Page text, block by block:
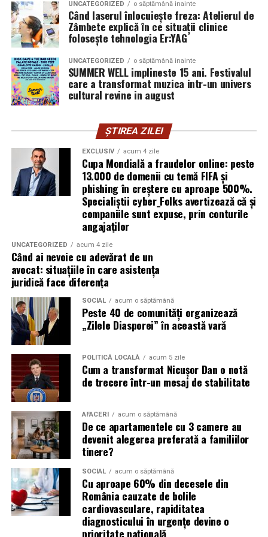
furnizor de hosting nu poate opri un utilizator să își
introducă parola pe o pagină clonată. În acel moment,
vigilența utilizatorului rămâne prima linie de apărare”,
explică Horațiu Șimon, Chief Technology Officer
cyber_Folks România.
Subiectul a fost semnalat și de FBI, care a inclus în
turneului, de la fraude online și furtul datelor până la
operațiuni de dezinformare.
Avertismentele publice s-au concentrat în principal
asupra fanilor și infrastructurii orașelor gazdă, însă
specialiștii atrag atenția că firmele pot fi afectate
inclusiv atunci când nu au nicio legătură directă cu
industria sportului, turismului sau vânzarea de bilete.
Atacurile sunt mai eficiente în contextul
evenimentelor globale
Campaniile de phishing asociate evenimentelor
importante profită de interesul public ridicat, de
presiunea timpului și de teama utilizatorilor că ar putea
pierde o ofertă sau o oportunitate. Mesajele care anunță
ultimele bilete disponibile, acces limitat la o transmisie
sau câștigarea unui premiu pot determina utilizatorii să
reacționeze înainte de a verifica sursa.
Turneul se încheie pe 19 iulie, iar specialiștii anticipează
o intensificare a activității frauduloase în perioada
finalei. Printre cele mai utilizate pretexte se numără
transmisiunile pirat, biletele revândute, pariurile,
tombolele, concursurile și falsele oferte de călătorie.
Pentru a răspunde riscurilor tot mai complexe,
cyber_Folks a lansat la finalul lunii iunie robo_Folks,
primul asistent AI integrat într-un panou de hosting
din România. Acesta poate efectua, la cererea
UNCATEGORIZED o săptămână inainte
Când laserul înlocuiește freza: Atelierul de
Zâmbete explică în ce situații clinice
folosește tehnologia Er:YAG
UNCATEGORIZED o săptămână inainte
SUMMER WELL implineste 15 ani. Festivalul
care a transformat muzica intr-un univers
cultural revine in august
ȘTIREA ZILEI
EXCLUSIV acum 4 zile
Cupa Mondială a fraudelor online: peste
13.000 de domenii cu temă FIFA și
phishing în creștere cu aproape 500%.
Specialiștii cyber_Folks avertizează că și
companiile sunt expuse, prin conturile
angajaților
UNCATEGORIZED acum 4 zile
Când ai nevoie cu adevărat de un
avocat: situațiile în care asistența
juridică face diferența
SOCIAL acum o săptămână
Peste 40 de comunități organizează
„Zilele Diasporei” în această vară
POLITICĂ LOCALĂ acum 5 zile
Cum a transformat Nicușor Dan o notă
de trecere într-un mesaj de stabilitate
AFACERI acum o săptămână
De ce apartamentele cu 3 camere au
devenit alegerea preferată a familiilor
tinere?
SOCIAL acum o săptămână
Cu aproape 60% din decesele din
România cauzate de bolile
cardiovasculare, rapiditatea
diagnosticului în urgențe devine o
prioritate națională